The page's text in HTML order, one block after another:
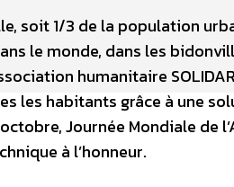
soit 1/3 de la population
le monde, dans les
humanitaire
les habitants grâce à une
Journée Mondiale de
à l’honneur.